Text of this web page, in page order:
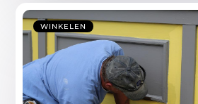
WINKELEN